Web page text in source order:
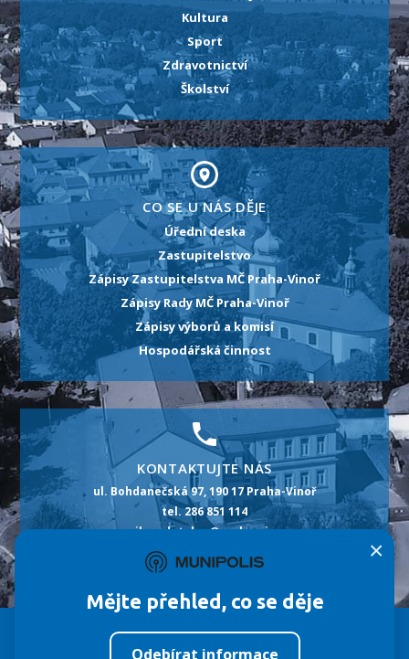
Kultura
Sport
Zdravotnictví
Školství
CO SE U NÁS DĚJE
Úřední deska
Zastupitelstvo
Zápisy Zastupitelstva MČ Praha-Vinoř
Zápisy Rady MČ Praha-Vinoř
Zápisy výborů a komisí
Hospodářská činnost
KONTAKTUJTE NÁS
ul. Bohdanečská 97, 190 17 Praha-Vinoř
tel. 286 851 114
e-mail: podatelna@praha-vinor.cz
id datové schránky: m5pbt2p
Městská část Úřad MČ Život ve Vinoři
×
Mějte přehled, co se děje
Odebírat informace